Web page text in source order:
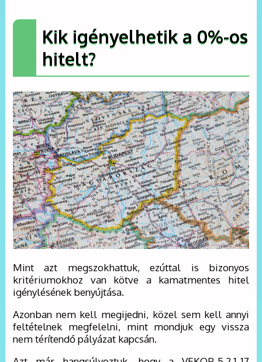
Kik igényelhetik a 0%-os
hitelt?
Mint azt megszokhattuk, ezúttal is bizonyos
kritériumokhoz van kötve a kamatmentes hitel
igénylésének benyújtása.
Azonban nem kell megijedni, közel sem kell annyi
feltételnek megfelelni, mint mondjuk egy vissza
nem térítendő pályázat kapcsán.